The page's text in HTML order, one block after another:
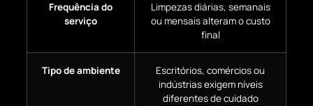
Frequência do
serviço
Limpezas diárias, semanais
ou mensais alteram o custo
final
Tipo de ambiente
Escritórios, comércios ou
indústrias exigem níveis
diferentes de cuidado